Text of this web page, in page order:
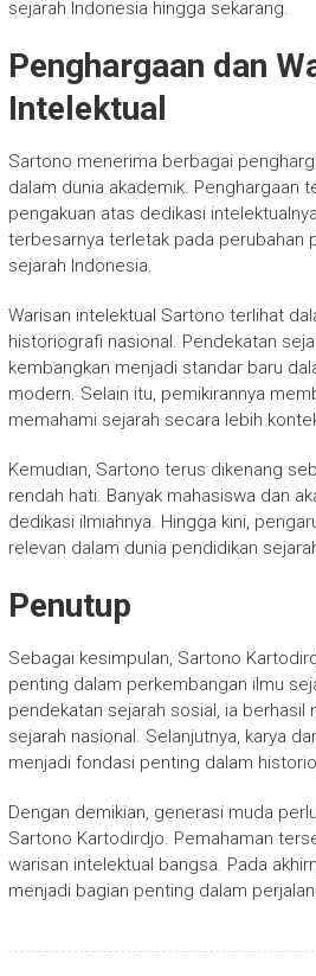
sejarah Indonesia hingga sekarang.
Penghargaan dan
Intelektual
Sartono menerima berbagai
dalam dunia akademik. Penghargaan
pengakuan atas dedikasi
terbesarnya terletak pada perubahan
sejarah Indonesia.
Warisan intelektual Sartono terlihat
historiografi nasional. Pendekatan
kembangkan menjadi standar baru
modern. Selain itu, pemikirannya
memahami sejarah secara lebih
Kemudian, Sartono terus dikenang
rendah hati. Banyak mahasiswa dan
dedikasi ilmiahnya. Hingga kini,
relevan dalam dunia pendidikan
Penutup
Sebagai kesimpulan, Sartono
penting dalam perkembangan ilmu
pendekatan sejarah sosial, ia berhasil
sejarah nasional. Selanjutnya, karya
menjadi fondasi penting dalam
Dengan demikian, generasi muda
Sartono Kartodirdjo. Pemahaman
warisan intelektual bangsa. Pada
menjadi bagian penting dalam